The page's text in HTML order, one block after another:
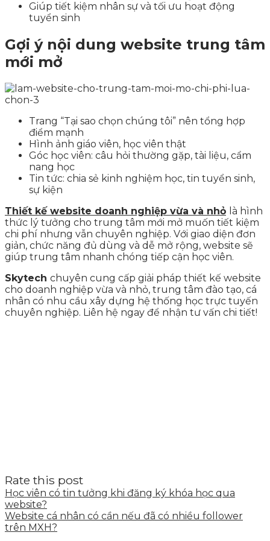
Giúp tiết kiệm nhân sự và tối ưu hoạt động
tuyển sinh
Gợi ý nội dung website trung tâm
mới mở
Trang “Tại sao chọn chúng tôi” nên tổng hợp
điểm mạnh
Hình ảnh giáo viên, học viên thật
Góc học viên: câu hỏi thường gặp, tài liệu, cẩm
nang học
Tin tức: chia sẻ kinh nghiệm học, tin tuyển sinh,
sự kiện
Thiết kế website doanh nghiệp vừa và nhỏ là hình
thức lý tưởng cho trung tâm mới mở muốn tiết kiệm
chi phí nhưng vẫn chuyên nghiệp. Với giao diện đơn
giản, chức năng đủ dùng và dễ mở rộng, website sẽ
giúp trung tâm nhanh chóng tiếp cận học viên.
Skytech chuyên cung cấp giải pháp thiết kế website
cho doanh nghiệp vừa và nhỏ, trung tâm đào tạo, cá
nhân có nhu cầu xây dựng hệ thống học trực tuyến
chuyên nghiệp. Liên hệ ngay để nhận tư vấn chi tiết!
Rate this post
Học viên có tin tưởng khi đăng ký khóa học qua
website?
Website cá nhân có cần nếu đã có nhiều follower
trên MXH?